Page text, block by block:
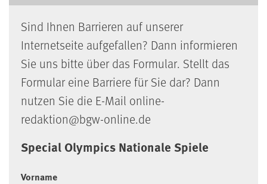
Sind Ihnen Barrieren auf unserer
Internetseite aufgefallen? Dann informieren
Sie uns bitte über das Formular. Stellt das
Formular eine Barriere für Sie dar? Dann
nutzen Sie die E-Mail online-
redaktion@bgw-online.de
Special Olympics Nationale Spiele
Vorname